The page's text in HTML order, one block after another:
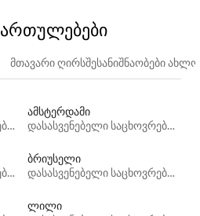
მთავარი ღირსშესანიშნაობები
დასასვენებელი საცხოვრებლები
ამსტერდამი
დასასვენებელი საცხოვრებლები
დასასვენებელი საცხოვრებლები
ბრიუსელი
დასასვენებელი საცხოვრებლები
ლილი